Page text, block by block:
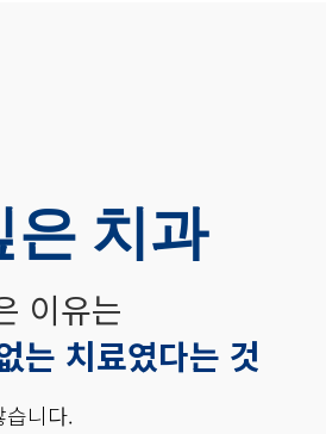
은 치과
이유는
는 치료였다는 것
니다.